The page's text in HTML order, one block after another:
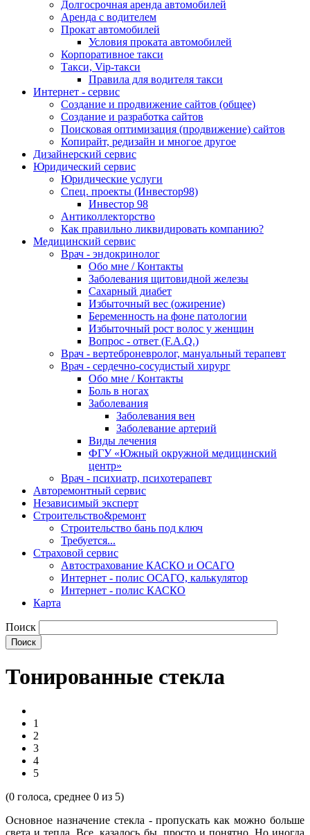
Долгосрочная аренда автомобилей
Аренда с водителем
Прокат автомобилей
Условия проката автомобилей
Корпоративное такси
Такси, Vip-такси
Правила для водителя такси
Интернет - сервис
Создание и продвижение сайтов (общее)
Создание и разработка сайтов
Поисковая оптимизация (продвижение) сайтов
Копирайт, редизайн и многое другое
Дизайнерский сервис
Юридический сервис
Юридические услуги
Спец. проекты (Инвестор98)
Инвестор 98
Антиколлекторство
Как правильно ликвидировать компанию?
Медицинский сервис
Врач - эндокринолог
Обо мне / Контакты
Заболевания щитовидной железы
Сахарный диабет
Избыточный вес (ожирение)
Беременность на фоне патологии
Избыточный рост волос у женщин
Вопрос - ответ (F.A.Q.)
Врач - вертеброневролог, мануальный терапевт
Врач - сердечно-сосудистый хирург
Обо мне / Контакты
Боль в ногах
Заболевания
Заболевания вен
Заболевание артерий
Виды лечения
ФГУ «Южный окружной медицинский
центр»
Врач - психиатр, психотерапевт
Авторемонтный сервис
Независимый эксперт
Строительство&ремонт
Строительство бань под ключ
Требуется...
Страховой сервис
Автострахование КАСКО и ОСАГО
Интернет - полис ОСАГО, калькулятор
Интернет - полис КАСКО
Карта
Поиск
Тонированные стекла
1
2
3
4
5
(0 голоса, среднее 0 из 5)
Основное назначение стекла - пропускать как можно больше
света и тепла. Все, казалось бы, просто и понятно. Но иногда